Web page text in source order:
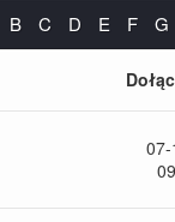
B C D E F G